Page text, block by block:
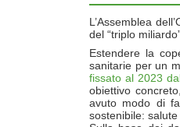
L’Assemblea
del “triplo
Estendere la
sanitarie per un
fissato al 2023
obiettivo
avuto modo di
sostenibile: